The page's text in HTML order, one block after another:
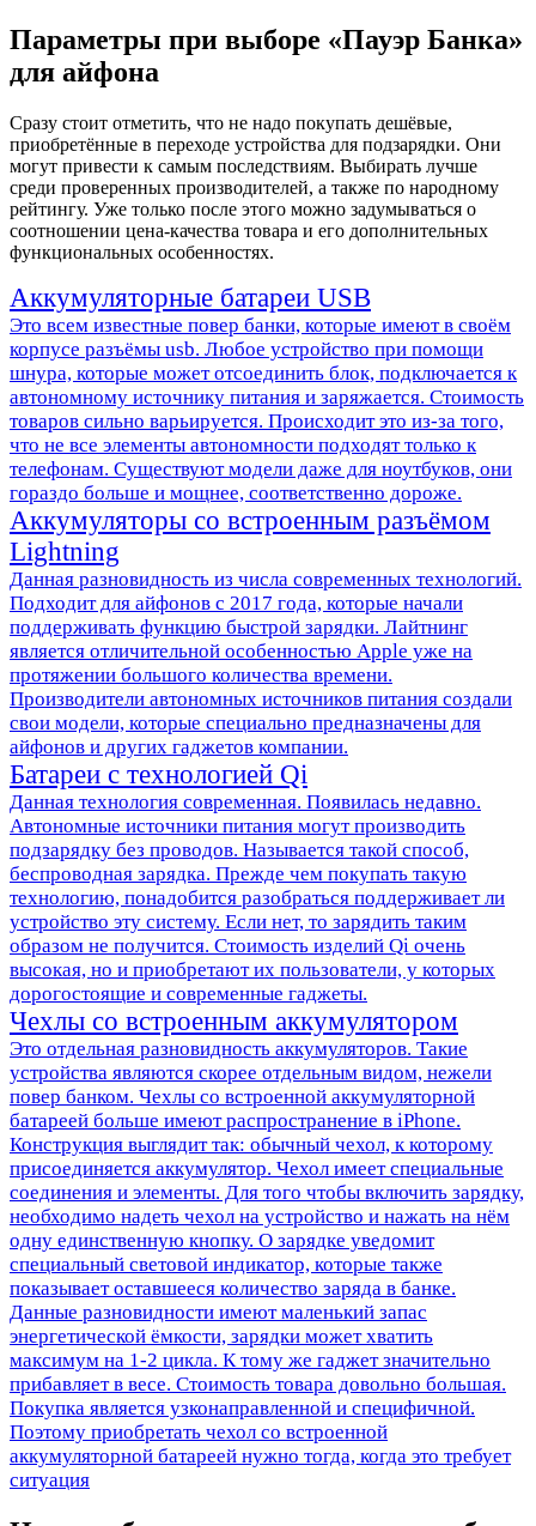
Параметры при выборе «Пауэр Банка»
для айфона
Сразу стоит отметить, что не надо покупать дешёвые,
приобретённые в переходе устройства для подзарядки. Они
могут привести к самым последствиям. Выбирать лучше
среди проверенных производителей, а также по народному
рейтингу. Уже только после этого можно задумываться о
соотношении цена-качества товара и его дополнительных
функциональных особенностях.
Аккумуляторные батареи USB
Это всем известные повер банки, которые имеют в своём
корпусе разъёмы usb. Любое устройство при помощи
шнура, которые может отсоединить блок, подключается к
автономному источнику питания и заряжается. Стоимость
товаров сильно варьируется. Происходит это из-за того,
что не все элементы автономности подходят только к
телефонам. Существуют модели даже для ноутбуков, они
гораздо больше и мощнее, соответственно дороже.
Аккумуляторы со встроенным разъёмом
Lightning
Данная разновидность из числа современных технологий.
Подходит для айфонов с 2017 года, которые начали
поддерживать функцию быстрой зарядки. Лайтнинг
является отличительной особенностью Apple уже на
протяжении большого количества времени.
Производители автономных источников питания создали
свои модели, которые специально предназначены для
айфонов и других гаджетов компании.
Батареи с технологией Qi
Данная технология современная. Появилась недавно.
Автономные источники питания могут производить
подзарядку без проводов. Называется такой способ,
беспроводная зарядка. Прежде чем покупать такую
технологию, понадобится разобраться поддерживает ли
устройство эту систему. Если нет, то зарядить таким
образом не получится. Стоимость изделий Qi очень
высокая, но и приобретают их пользователи, у которых
дорогостоящие и современные гаджеты.
Чехлы со встроенным аккумулятором
Это отдельная разновидность аккумуляторов. Такие
устройства являются скорее отдельным видом, нежели
повер банком. Чехлы со встроенной аккумуляторной
батареей больше имеют распространение в iPhone.
Конструкция выглядит так: обычный чехол, к которому
присоединяется аккумулятор. Чехол имеет специальные
соединения и элементы. Для того чтобы включить зарядку,
необходимо надеть чехол на устройство и нажать на нём
одну единственную кнопку. О зарядке уведомит
специальный световой индикатор, которые также
показывает оставшееся количество заряда в банке.
Данные разновидности имеют маленький запас
энергетической ёмкости, зарядки может хватить
максимум на 1-2 цикла. К тому же гаджет значительно
прибавляет в весе. Стоимость товара довольно большая.
Покупка является узконаправленной и специфичной.
Поэтому приобретать чехол со встроенной
аккумуляторной батареей нужно тогда, когда это требует
ситуация